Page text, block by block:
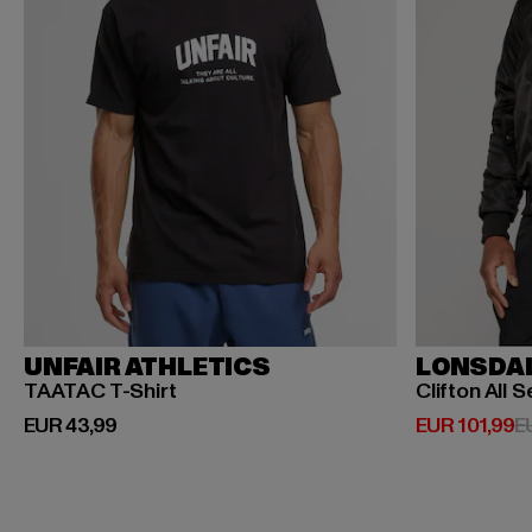
UNFAIR ATHLETICS
TAATAC T-Shirt
EUR 43,99
Derzeitiger Preis: EUR 43,99
Clifton All
EUR 101,99
Derzeitiger